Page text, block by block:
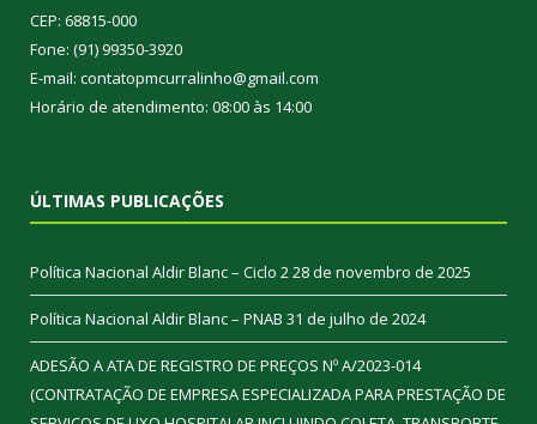
CEP: 68815-000
Fone: (91) 99350-3920
E-mail: contatopmcurralinho@gmail.com
Horário de atendimento: 08:00 às 14:00
ÚLTIMAS PUBLICAÇÕES
Política Nacional Aldir Blanc – Ciclo 228 de novembro de 2025
Política Nacional Aldir Blanc – PNAB 31 de julho de 2024
ADESÃO A ATA DE REGISTRO DE PREÇOS Nº A/2023-014
(CONTRATAÇÃO DE EMPRESA ESPECIALIZADA PARA PRESTAÇÃO DE